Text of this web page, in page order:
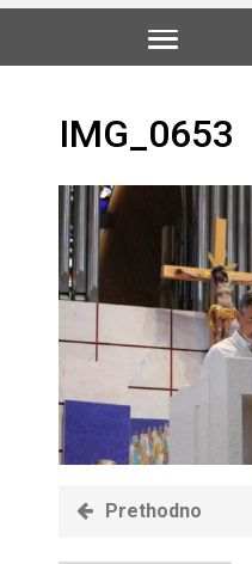
IMG_0653
Prethodno